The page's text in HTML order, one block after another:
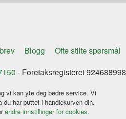
Blogg
Ofte stilte spørsmål
- Foretaksregisteret 924688998
vi kan yte deg bedre service. Vi
har puttet i handlekurven din.
endre innstillinger for cookies.